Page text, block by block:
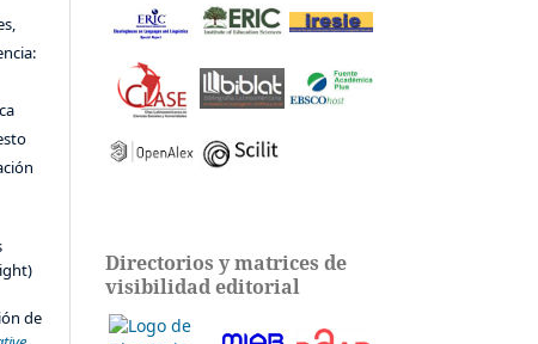
de
Directorios y matrices de
visibilidad editorial